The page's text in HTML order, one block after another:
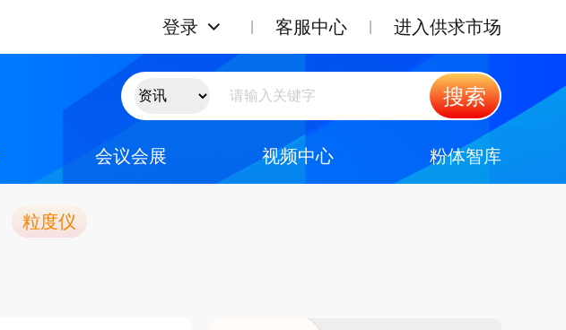
登录 客服中心 进入供求市场
搜索
会议会展 视频中心 粉体智库
粒度仪